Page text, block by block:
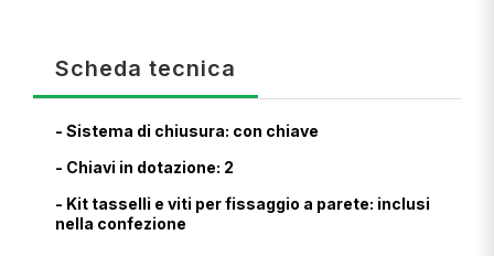
Scheda tecnica
- Sistema di chiusura: con chiave
- Chiavi in dotazione: 2
- Kit tasselli e viti per fissaggio a parete: inclusi
nella confezione